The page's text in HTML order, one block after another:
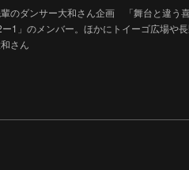
のダンサー大和さん企画 「舞台と違う
1」のメンバー。ほかにトイーゴ広場や
さん